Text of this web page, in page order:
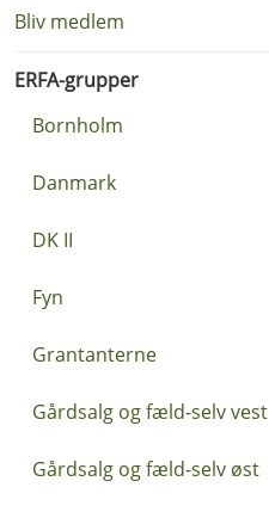
Bliv medlem
ERFA-grupper
Bornholm
Danmark
DK II
Fyn
Grantanterne
Gårdsalg og fæld-selv vest
Gårdsalg og fæld-selv øst